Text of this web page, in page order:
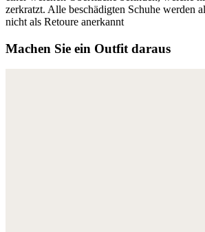
zerkratzt. Alle beschädigten Schuhe werden
nicht als Retoure anerkannt
Machen Sie ein Outfit daraus